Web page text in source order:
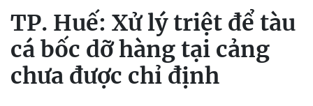
TP. Huế: Xử lý triệt để tàu
cá bốc dỡ hàng tại cảng
chưa được chỉ định